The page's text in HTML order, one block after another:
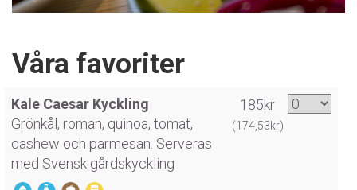
Våra favoriter
Kale Caesar Kyckling
Grönkål, roman, quinoa, tomat,
cashew och parmesan. Serveras
med Svensk gårdskyckling
185kr
(174,53kr)